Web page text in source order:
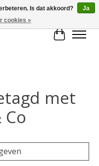
met
Is dat akkoord?
Ja
cookies »